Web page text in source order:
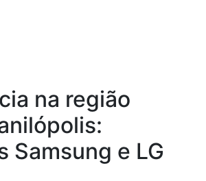
na região
Samsung e LG